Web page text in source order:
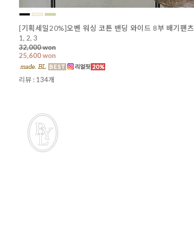
[기획세일20%]오벤 워싱 코튼 밴딩 와이드 8부 배기팬츠
1, 2, 3
32,000 won
25,600 won
리뷰 : 134개